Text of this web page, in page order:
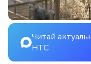
Читай
НТС